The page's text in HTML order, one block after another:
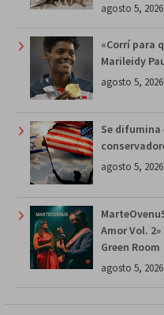
agosto 5, 2026
«Corrí para
Marileidy
agosto 5, 2026
Se
agosto 5, 2026
Amor Vol.
Green Room
agosto 5, 2026